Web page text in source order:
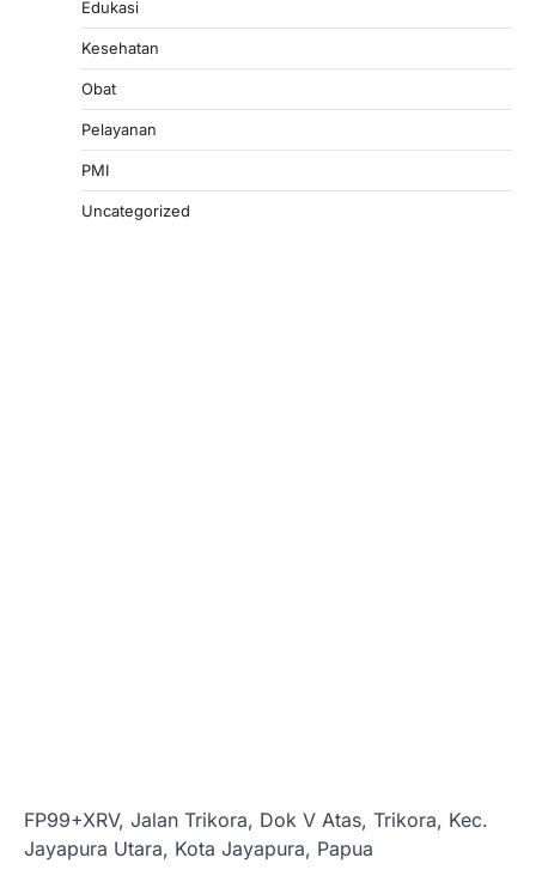
Edukasi
Kesehatan
Obat
Pelayanan
PMI
Uncategorized
FP99+XRV, Jalan Trikora, Dok V Atas, Trikora, Kec.
Jayapura Utara, Kota Jayapura, Papua